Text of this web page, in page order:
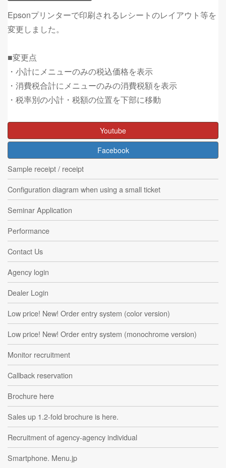
Epsonプリンターで印刷されるレシートのレイアウト等を
変更しました。
■変更点
・小計にメニューのみの税込価格を表示
・消費税合計にメニューのみの消費税額を表示
・税率別の小計・税額の位置を下部に移動
Youtube
Facebook
Sample receipt / receipt
Configuration diagram when using a small ticket
Seminar Application
Performance
Contact Us
Agency login
Dealer Login
Low price! New! Order entry system (color version)
Low price! New! Order entry system (monochrome version)
Monitor recruitment
Callback reservation
Brochure here
Sales up 1.2-fold brochure is here.
Recruitment of agency-agency individual
Smartphone. Menu.jp